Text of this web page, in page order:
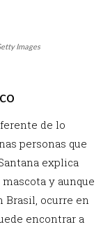
Images
de lo
personas que
explica
y aunque
ocurre en
encontrar a